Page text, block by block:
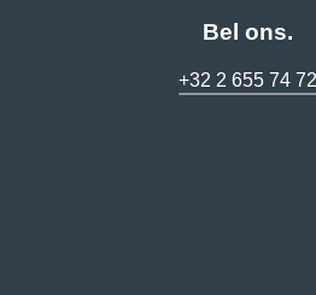
Bel ons.
+32 2 655 74 72